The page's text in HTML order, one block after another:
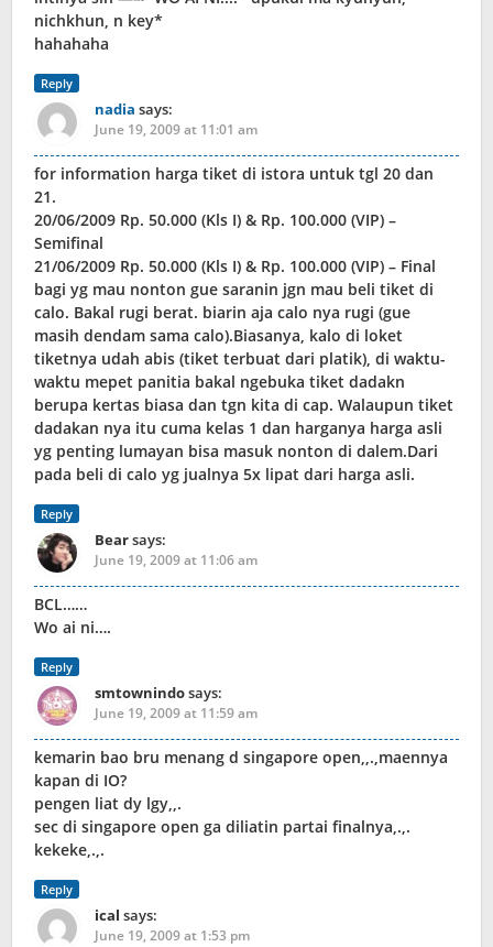
nichkhun, n key*
hahahaha
Reply
nadia says:
June 19, 2009 at 11:01 am
for information harga tiket di istora untuk tgl 20 dan
21.
20/06/2009 Rp. 50.000 (Kls I) & Rp. 100.000 (VIP) –
Semifinal
21/06/2009 Rp. 50.000 (Kls I) & Rp. 100.000 (VIP) – Final
bagi yg mau nonton gue saranin jgn mau beli tiket di
calo. Bakal rugi berat. biarin aja calo nya rugi (gue
masih dendam sama calo).Biasanya, kalo di loket
tiketnya udah abis (tiket terbuat dari platik), di waktu-
waktu mepet panitia bakal ngebuka tiket dadakn
berupa kertas biasa dan tgn kita di cap. Walaupun tiket
dadakan nya itu cuma kelas 1 dan harganya harga asli
yg penting lumayan bisa masuk nonton di dalem.Dari
pada beli di calo yg jualnya 5x lipat dari harga asli.
Reply
Bearsays:
June 19, 2009 at 11:06 am
BCL……
Wo ai ni….
Reply
smtownindosays:
June 19, 2009 at 11:59 am
kemarin bao bru menang d singapore open,,.,maennya
kapan di IO?
pengen liat dy lgy,,.
sec di singapore open ga diliatin partai finalnya,.,.
kekeke,.,.
Reply
ical says:
June 19, 2009 at 1:53 pm